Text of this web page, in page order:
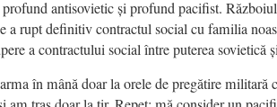
profund antisovietic și profund pacifist.
a rupt definitiv contractul social cu familia
a contractului social între puterea sovietică
în mână doar la orele de pregătire militară